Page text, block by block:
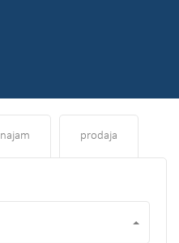
najam prodaja